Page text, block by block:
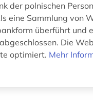
der polnischen
eine Sammlung von
überführt und
Die
optimiert. Mehr